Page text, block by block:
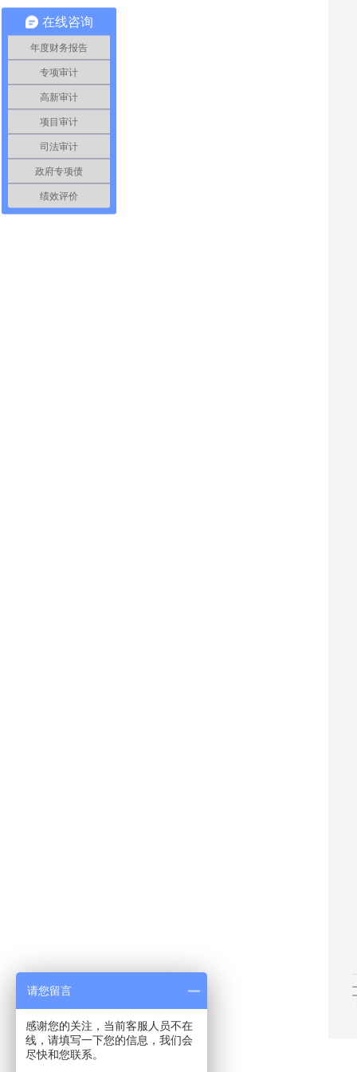
在线咨询
年度财务报告
专项审计
高新审计
项目审计
司法审计
政府专项债
绩效评价
请您留言
感谢您的关注，当前客服人员不在
线，请填写一下您的信息，我们会
尽快和您联系。